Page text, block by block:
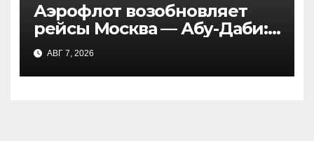
Аэрофлот возобновляет
рейсы Москва — Абу-Даби:
расписание и цены на
билеты
АВГ 7, 2026